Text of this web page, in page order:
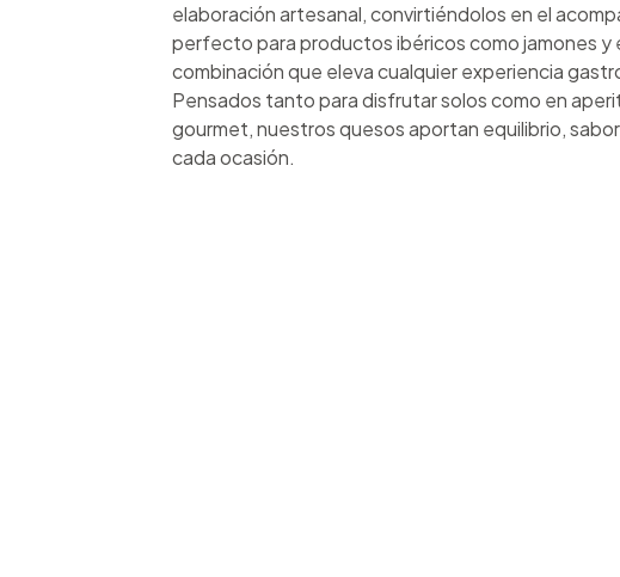
elaboración artesanal, convirtiéndolos en el
perfecto para productos ibéricos como jamones y
combinación que eleva cualquier experiencia
Pensados tanto para disfrutar solos como en
gourmet, nuestros quesos aportan equilibrio,
cada ocasión.